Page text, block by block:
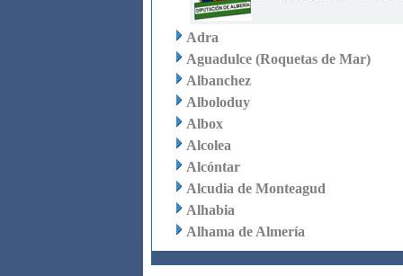
Adra
Aguadulce (Roquetas de Mar)
Albanchez
Alboloduy
Albox
Alcolea
Alcóntar
Alcudia de Monteagud
Alhabia
Alhama de Almería